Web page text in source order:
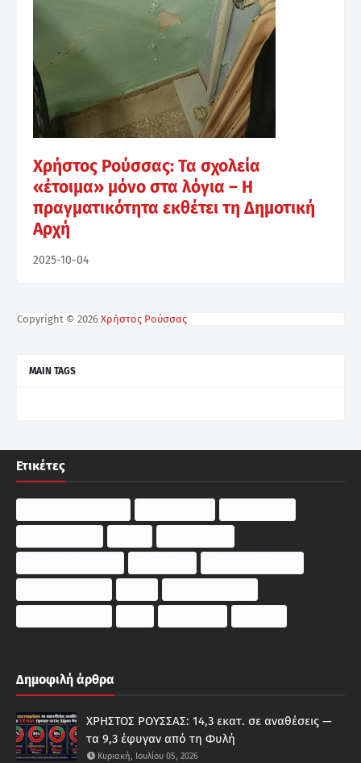
Χρήστος Ρούσσας: Τα σχολεία
«έτοιμα» μόνο στα λόγια – Η
πραγματικότητα εκθέτει τη Δημοτική
Αρχή
2025-10-04
Copyright © 2026 Χρήστος Ρούσσας
MAIN TAGS
Ετικέτες
Δημοφιλή άρθρα
ΧΡΗΣΤΟΣ ΡΟΥΣΣΑΣ: 14,3 εκατ. σε αναθέσεις —
τα 9,3 έφυγαν από τη Φυλή
Κυριακή, Ιουλίου 05, 2026